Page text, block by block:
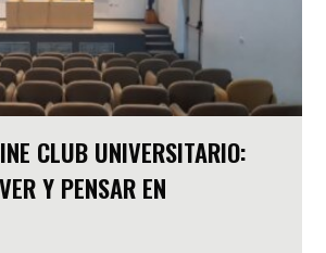
CLUB UNIVERSITARIO:
Y PENSAR EN